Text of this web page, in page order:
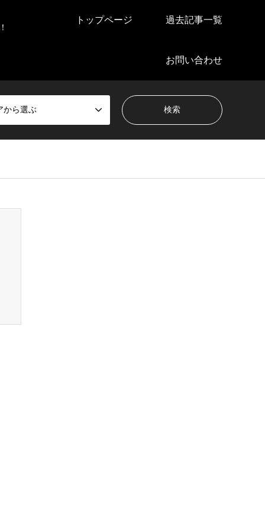
トップページ 過去記事一覧
お問い合わせ
から選ぶ